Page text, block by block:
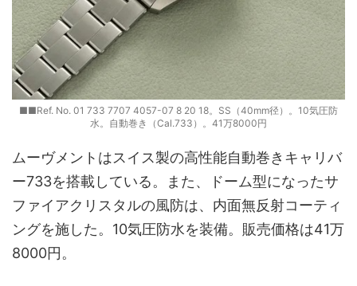
■■Ref. No. 01 733 7707 4057-07 8 20 18。SS（40mm径）。10気圧防
水。自動巻き（Cal.733）。41万8000円
ムーヴメントはスイス製の高性能自動巻きキャリバ
ー733を搭載している。また、ドーム型になったサ
ファイアクリスタルの風防は、内面無反射コーティ
ングを施した。10気圧防水を装備。販売価格は41万
8000円。